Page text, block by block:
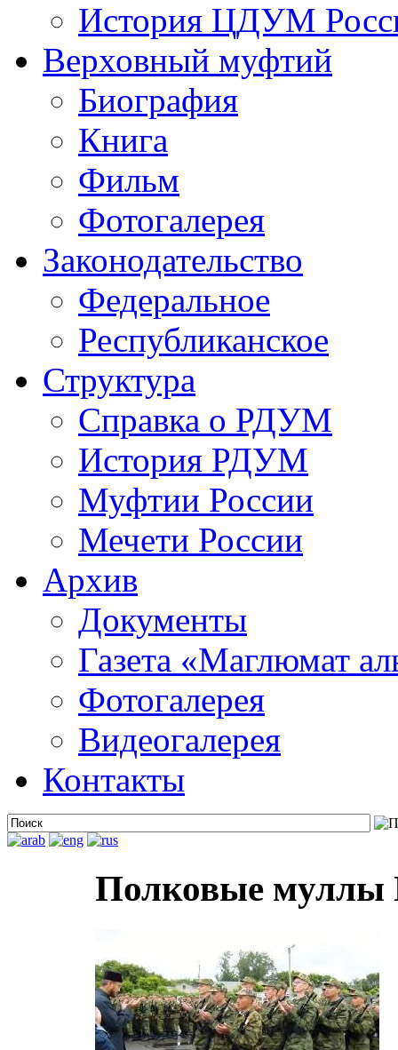
История ЦДУМ
Верховный муфтий
Биография
Книга
Фильм
Фотогалерея
Законодательство
Федеральное
Республиканское
Структура
Справка о РДУМ
История РДУМ
Муфтии России
Мечети России
Архив
Документы
Газета «Маглюмат
Фотогалерея
Видеогалерея
Контакты
Полковые муллы